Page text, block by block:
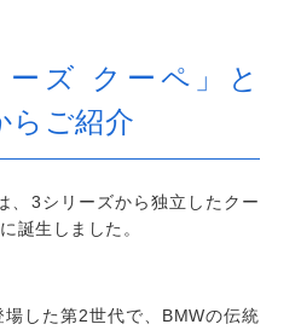
ーズ クーペ」と
らご紹介
、3シリーズから独立したクー
誕生しました。
した第2世代で、BMWの伝統